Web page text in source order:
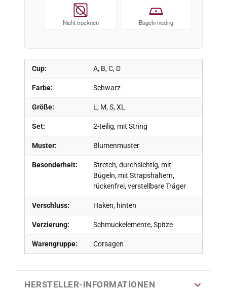
Cup: A, B, C, D
Farbe: Schwarz
Größe: L, M, S, XL
Set: 2-teilig, mit String
Muster: Blumenmuster
Besonderheit:
Stretch, durchsichtig, mit
Bügeln, mit Strapshaltern,
rückenfrei, verstellbare Träger
Verschluss: Haken, hinten
Verzierung: Schmuckelemente, Spitze
Warengruppe: Corsagen
Nicht trocknen Bügeln niedrig
HERSTELLER-INFORMATIONEN